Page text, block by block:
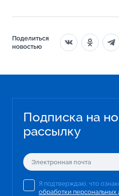
Поделиться
новостью
Подписка на
рассылку
Я подтверждаю, что
обработки персональных